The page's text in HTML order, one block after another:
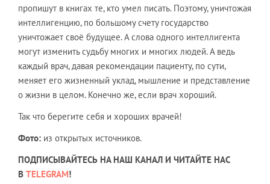
пропишут в книгах те, кто умел писать. Поэтому, уничтожая
интеллигенцию, по большому счету государство
уничтожает своё будущее. А слова одного интеллигента
могут изменить судьбу многих и многих людей. А ведь
каждый врач, давая рекомендации пациенту, по сути,
меняет его жизненный уклад, мышление и представление
о жизни в целом. Конечно же, если врач хороший.
Так что берегите себя и хороших врачей!
Фото: из открытых источников.
ПОДПИСЫВАЙТЕСЬ НА НАШ КАНАЛ И ЧИТАЙТЕ НАС
В TELEGRAM!